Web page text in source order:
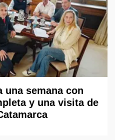
una semana con
y una visita de